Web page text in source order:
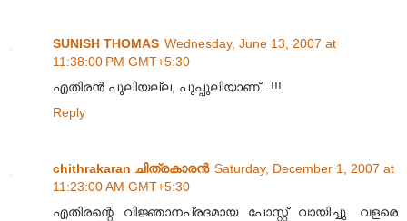
SUNISH THOMAS Wednesday, June 13, 2007 at
11:38:00 PM GMT+5:30
എതിരന്‍ പുലിയല്ല, പുപ്പുലിയാണ്...!!!
Reply
chithrakaran ചിത്രകാരന്‍ Saturday, December 1, 2007 at
11:23:00 AM GMT+5:30
എതിരന്റെ വിജ്ഞാനപ്രദമായ പോസ്റ്റ് വായിച്ചു. വളരെ